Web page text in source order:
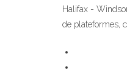
Halifax -
de plateformes,